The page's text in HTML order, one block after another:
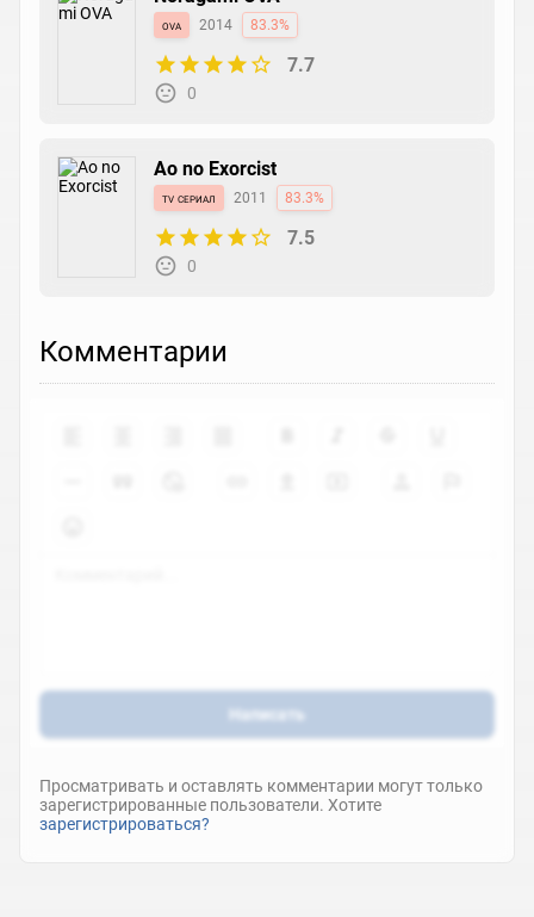
ova 2014 83.3%
7.7
0
Ao no Exorcist
tv сериал 2011 83.3%
7.5
0
Комментарии
Написать
Просматривать и оставлять комментарии могут только
зарегистрированные пользователи. Хотите
зарегистрироваться?